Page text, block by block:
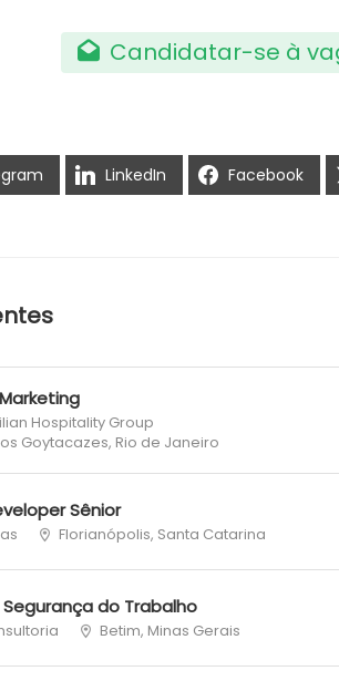
Candidatar-se à
LinkedIn Facebook
Hospitality Group
Goytacazes, Rio de Janeiro
Sênior
Florianópolis, Santa Catarina
do Trabalho
Betim, Minas Gerais